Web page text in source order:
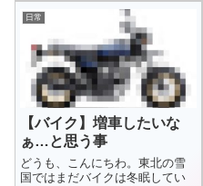
日常
【バイク】増車したいな
ぁ…と思う事
どうも、こんにちわ。東北の雪
国ではまだバイクは冬眠してい